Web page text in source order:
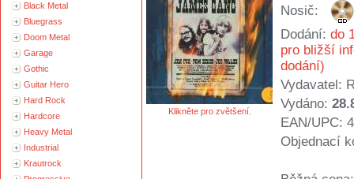
Black Metal
Bluegrass
Doom Metal
Garage
Gothic
Guitar Hero
Hard Rock
Hardcore
Heavy Metal
Industrial
Krautrock
Klikněte pro zvětšení.
Nosič:
Dodání: do
pro bližší
dodání)
Vydavatel:
Vydáno:
EAN/UPC:
Objednací